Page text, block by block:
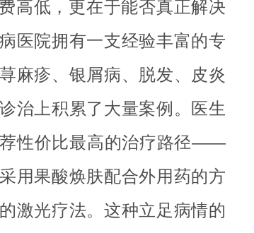
高低，更在于能否真正解决
医院拥有一支经验丰富的专
麻疹、银屑病、脱发、皮炎
治上积累了大量案例。医生
性价比最高的治疗路径——
用果酸焕肤配合外用药的方
激光疗法。这种立足病情的